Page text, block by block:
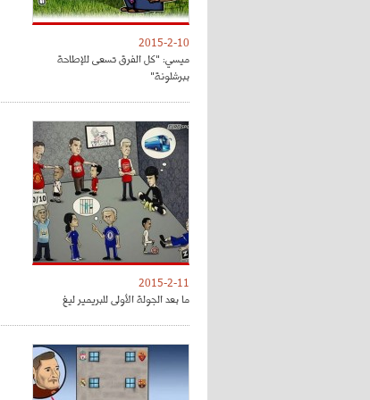
2015-2-10
ميسي: "كل الفرق تسعى للإطاحة
ببرشلونة"
2015-2-11
ما بعد الجولة الأولى للبريمير ليغ